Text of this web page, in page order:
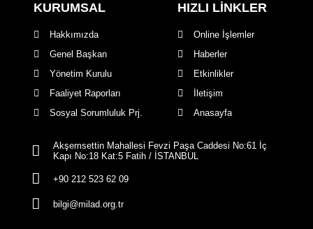
KURUMSAL
Hakkımızda
Genel Başkan
Yönetim Kurulu
Faaliyet Raporları
Sosyal Sorumluluk Prj.
HIZLI LİNKLER
Online İşlemler
Haberler
Etkinlikler
İletişim
Anasayfa
Akşemsettin Mahallesi Fevzi Paşa Caddesi No:61 İç
Kapı No:18 Kat:5 Fatih / İSTANBUL
+90 212 523 62 09
bilgi@milad.org.tr